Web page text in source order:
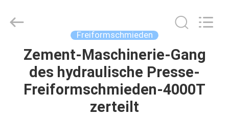
HAUS
PRODUKTE
ENERGY
EQUIPMENT
Freiformschmieden
Zement-Maschinerie-Gang
des hydraulische Presse-
Freiformschmieden-4000T
zerteilt